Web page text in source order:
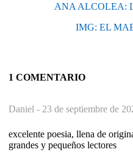
ANA ALCOLEA:
IMG: EL
1 COMENTARIO
Daniel - 23 de septiembre de
excelente poesia, llena de
grandes y pequeños lectores